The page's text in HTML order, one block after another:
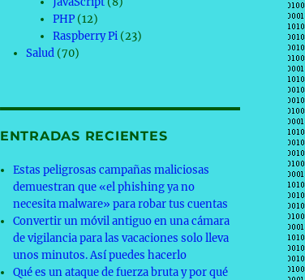
PHP(12)
Raspberry Pi(23)
Salud (70)
ENTRADAS RECIENTES
Estas peligrosas campañas maliciosas
demuestran que «el phishing ya no
necesita malware» para robar tus cuentas
Convertir un móvil antiguo en una cámara
de vigilancia para las vacaciones solo lleva
unos minutos. Así puedes hacerlo
Qué es un ataque de fuerza bruta y por qué